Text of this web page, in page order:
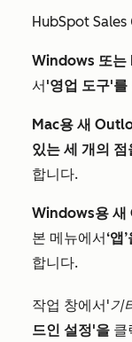
HubSpot Sales
Windows 또는
서'영업 도구'를
Mac용 새
있는 세 개의 점
합니다.
Windows용
본 메뉴에서‘앱
합니다.
작업 창에서'기
드인 설정'을 클